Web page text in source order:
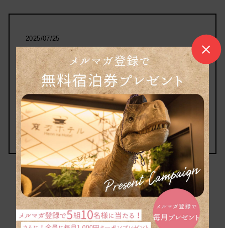
2025/07/25
🌻8월 장식을 했습니다🌻
안녕하세요. 헨나호텔 도쿄 하마마츠초입니다. 7월
도 하순에 접어들어 여름다운 계절이 되었습니다.
저희 호텔에서는 여름 장식……
객실
1 2